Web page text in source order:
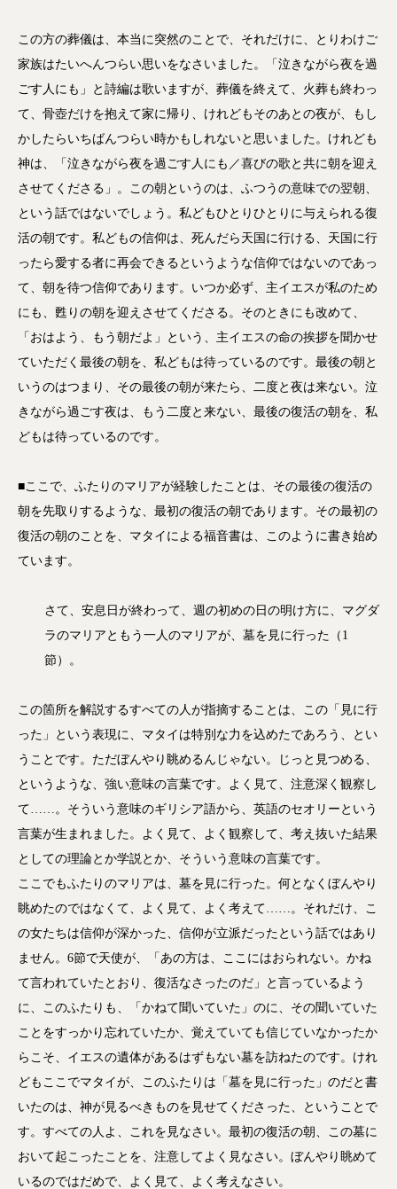
この方の葬儀は、本当に突然のことで、それだけに、とりわけご
家族はたいへんつらい思いをなさいました。「泣きながら夜を過
ごす人にも」と詩編は歌いますが、葬儀を終えて、火葬も終わっ
て、骨壺だけを抱えて家に帰り、けれどもそのあとの夜が、もし
かしたらいちばんつらい時かもしれないと思いました。けれども
神は、「泣きながら夜を過ごす人にも／喜びの歌と共に朝を迎え
させてくださる」。この朝というのは、ふつうの意味での翌朝、
という話ではないでしょう。私どもひとりひとりに与えられる復
活の朝です。私どもの信仰は、死んだら天国に行ける、天国に行
ったら愛する者に再会できるというような信仰ではないのであっ
て、朝を待つ信仰であります。いつか必ず、主イエスが私のため
にも、甦りの朝を迎えさせてくださる。そのときにも改めて、
「おはよう、もう朝だよ」という、主イエスの命の挨拶を聞かせ
ていただく最後の朝を、私どもは待っているのです。最後の朝と
いうのはつまり、その最後の朝が来たら、二度と夜は来ない。泣
きながら過ごす夜は、もう二度と来ない、最後の復活の朝を、私
どもは待っているのです。
■ここで、ふたりのマリアが経験したことは、その最後の復活の
朝を先取りするような、最初の復活の朝であります。その最初の
復活の朝のことを、マタイによる福音書は、このように書き始め
ています。
さて、安息日が終わって、週の初めの日の明け方に、マグダ
ラのマリアともう一人のマリアが、墓を見に行った（1
節）。
この箇所を解説するすべての人が指摘することは、この「見に行
った」という表現に、マタイは特別な力を込めたであろう、とい
うことです。ただぼんやり眺めるんじゃない。じっと見つめる、
というような、強い意味の言葉です。よく見て、注意深く観察し
て……。そういう意味のギリシア語から、英語のセオリーという
言葉が生まれました。よく見て、よく観察して、考え抜いた結果
としての理論とか学説とか、そういう意味の言葉です。
ここでもふたりのマリアは、墓を見に行った。何となくぼんやり
眺めたのではなくて、よく見て、よく考えて……。それだけ、こ
の女たちは信仰が深かった、信仰が立派だったという話ではあり
ません。6節で天使が、「あの方は、ここにはおられない。かね
て言われていたとおり、復活なさったのだ」と言っているよう
に、このふたりも、「かねて聞いていた」のに、その聞いていた
ことをすっかり忘れていたか、覚えていても信じていなかったか
らこそ、イエスの遺体があるはずもない墓を訪ねたのです。けれ
どもここでマタイが、このふたりは「墓を見に行った」のだと書
いたのは、神が見るべきものを見せてくださった、ということで
す。すべての人よ、これを見なさい。最初の復活の朝、この墓に
おいて起こったことを、注意してよく見なさい。ぼんやり眺めて
いるのではだめで、よく見て、よく考えなさい。